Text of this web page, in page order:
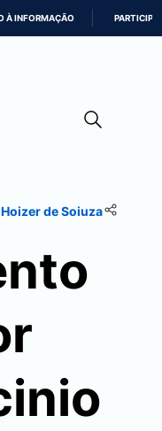
À INFORMAÇÃO PARTICIPE
de Soiuza